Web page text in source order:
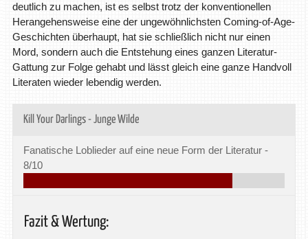
deutlich zu machen, ist es selbst trotz der konventionellen
Herangehensweise eine der ungewöhnlichsten Coming-of-Age-
Geschichten überhaupt, hat sie schließlich nicht nur einen
Mord, sondern auch die Entstehung eines ganzen Literatur-
Gattung zur Folge gehabt und lässt gleich eine ganze Handvoll
Literaten wieder lebendig werden.
Kill Your Darlings - Junge Wilde
Fanatische Loblieder auf eine neue Form der Literatur -
8/10
Fazit & Wertung: